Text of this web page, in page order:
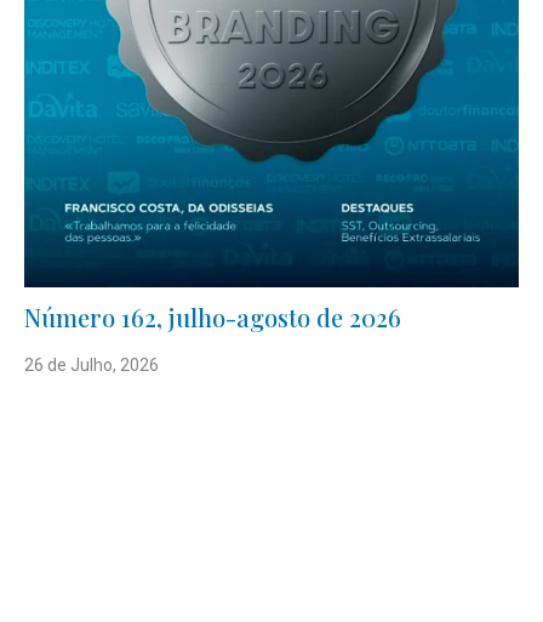
Número 162, julho-agosto de 2026
26 de Julho, 2026